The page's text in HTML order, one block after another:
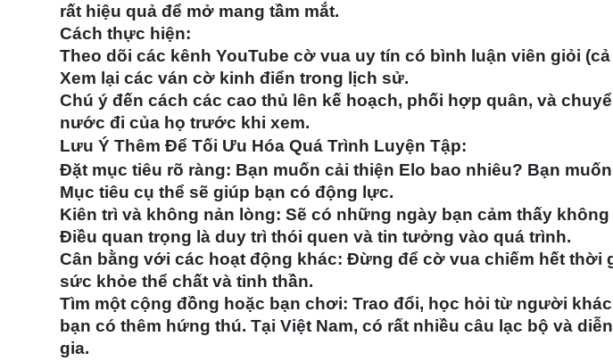
rất hiệu quả để mở mang tầm mắt.
Cách thực hiện:
Theo dõi các kênh YouTube cờ vua uy tín có bình luận viên giỏi
Xem lại các ván cờ kinh điển trong lịch sử.
Chú ý đến cách các cao thủ lên kế hoạch, phối hợp quân, và
nước đi của họ trước khi xem.
Lưu Ý Thêm Để Tối Ưu Hóa Quá Trình Luyện Tập:
Đặt mục tiêu rõ ràng: Bạn muốn cải thiện Elo bao nhiêu? Bạn
Mục tiêu cụ thể sẽ giúp bạn có động lực.
Kiên trì và không nản lòng: Sẽ có những ngày bạn cảm thấy
Điều quan trọng là duy trì thói quen và tin tưởng vào quá trình.
Cân bằng với các hoạt động khác: Đừng để cờ vua chiếm hết thời
sức khỏe thể chất và tinh thần.
Tìm một cộng đồng hoặc bạn chơi: Trao đổi, học hỏi từ người
bạn có thêm hứng thú. Tại Việt Nam, có rất nhiều câu lạc bộ và
gia.